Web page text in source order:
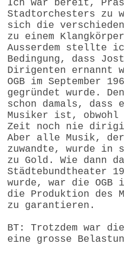
Ich war bereit,
Stadtorchesters zu
sich die
zu einem
Ausserdem stellte
Bedingung, dass
Dirigenten ernannt
OGB im September
gegründet wurde.
schon damals,
Musiker ist,
Zeit noch nie
Aber alle Musik,
zuwandte, wurde in
zu Gold. Wie dann
Städtebundtheater
wurde, war die OGB
die Produktion des
zu garantieren.
BT: Trotzdem war
eine grosse